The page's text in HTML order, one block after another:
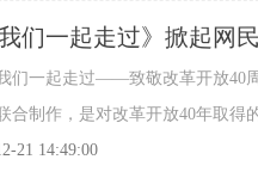
们一起走过》掀起网
们一起走过——致敬改革开放40
合制作，是对改革开放40年取得
21 14:49:00